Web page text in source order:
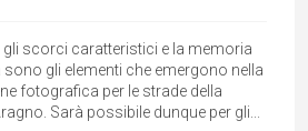
gli scorci caratteristici e la memoria
gli elementi che emergono nella
fotografica per le strade della
Sarà possibile dunque per gli...